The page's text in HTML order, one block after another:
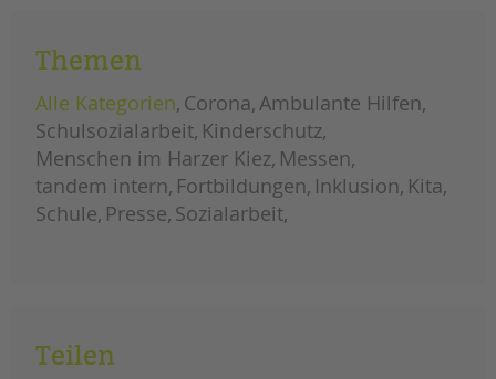
Themen
Alle Kategorien Corona Ambulante Hilfen
Schulsozialarbeit Kinderschutz
Menschen im Harzer Kiez Messen
tandem intern Fortbildungen Inklusion Kita
Schule Presse Sozialarbeit
Teilen